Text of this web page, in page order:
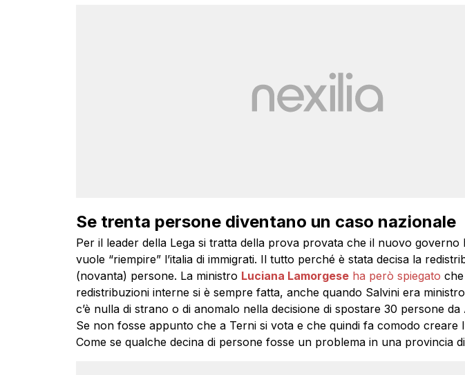
Se trenta persone diventano un caso nazionale
Per il leader della Lega si tratta della prova provata che il nuovo governo
vuole “riempire” l’italia di immigrati. Il tutto perché è stata decisa la
(novanta) persone. La ministro Luciana Lamorgeseha però spiegato
redistribuzioni interne si è sempre fatta, anche quando Salvini era
c’è nulla di strano o di anomalo nella decisione di spostare 30 persone
Se non fosse appunto che a Terni si vota e che quindi fa comodo creare
Come se qualche decina di persone fosse un problema in una provincia